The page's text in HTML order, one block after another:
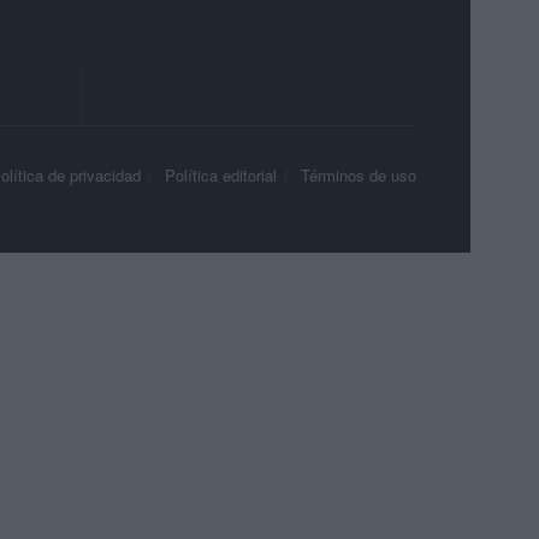
de privacidad Política editorial Términos de uso